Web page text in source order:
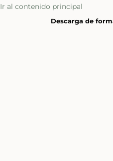
Ir al contenido principal
Descarga de